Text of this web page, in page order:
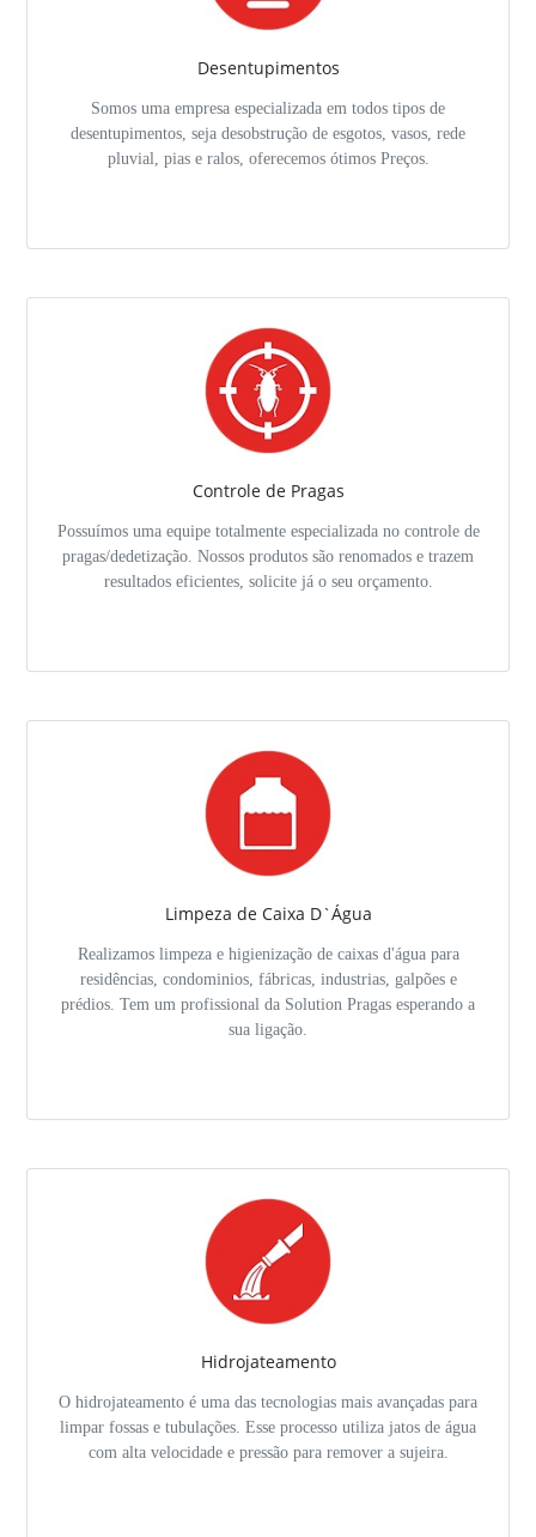
Desentupimentos
Somos uma empresa especializada em todos tipos de
desentupimentos, seja desobstrução de esgotos, vasos, rede
pluvial, pias e ralos, oferecemos ótimos Preços.
Controle de Pragas
Possuímos uma equipe totalmente especializada no controle de
pragas/dedetização. Nossos produtos são renomados e trazem
resultados eficientes, solicite já o seu orçamento.
Limpeza de Caixa D`Água
Realizamos limpeza e higienização de caixas d'água para
residências, condominios, fábricas, industrias, galpões e
prédios. Tem um profissional da Solution Pragas esperando a
sua ligação.
Hidrojateamento
O hidrojateamento é uma das tecnologias mais avançadas para
limpar fossas e tubulações. Esse processo utiliza jatos de água
com alta velocidade e pressão para remover a sujeira.